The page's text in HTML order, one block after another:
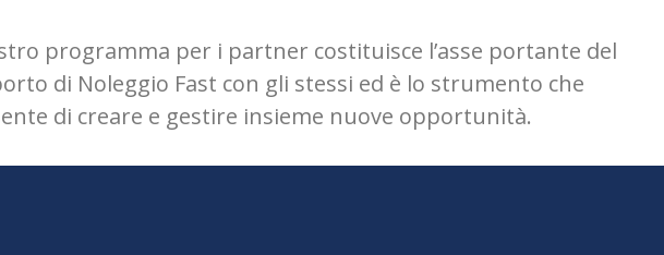
programma per i partner costituisce l’asse portante del
di Noleggio Fast con gli stessi ed è lo strumento che
di creare e gestire insieme nuove opportunità.